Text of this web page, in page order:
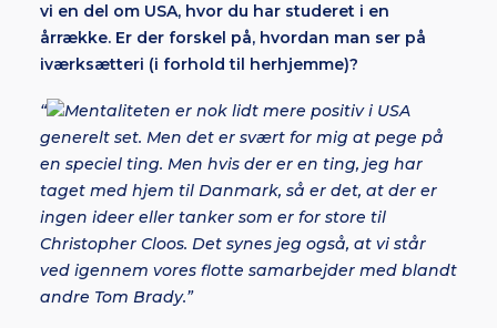
vi en del om USA, hvor du har studeret i en
årrække. Er der forskel på, hvordan man ser på
iværksætteri (i forhold til herhjemme)?
“
Mentaliteten er nok lidt mere positiv i USA
generelt set. Men det er svært for mig at pege på
en speciel ting. Men hvis der er en ting, jeg har
taget med hjem til Danmark, så er det, at der er
ingen ideer eller tanker som er for store til
Christopher Cloos. Det synes jeg også, at vi står
ved igennem vores flotte samarbejder med blandt
andre Tom Brady.”